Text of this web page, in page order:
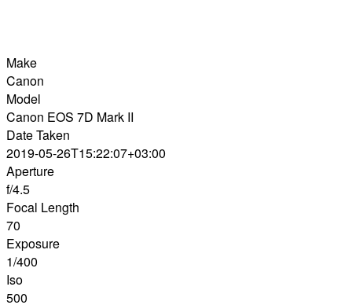
Make
Canon
Model
Canon EOS 7D Mark II
Date Taken
2019-05-26T15:22:07+03:00
Aperture
f/4.5
Focal Length
70
Exposure
1/400
Iso
500